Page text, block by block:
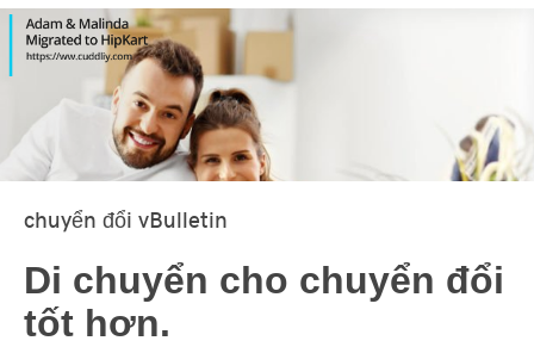
chuyển đổi vBulletin
Di chuyển cho chuyển đổi
tốt hơn.